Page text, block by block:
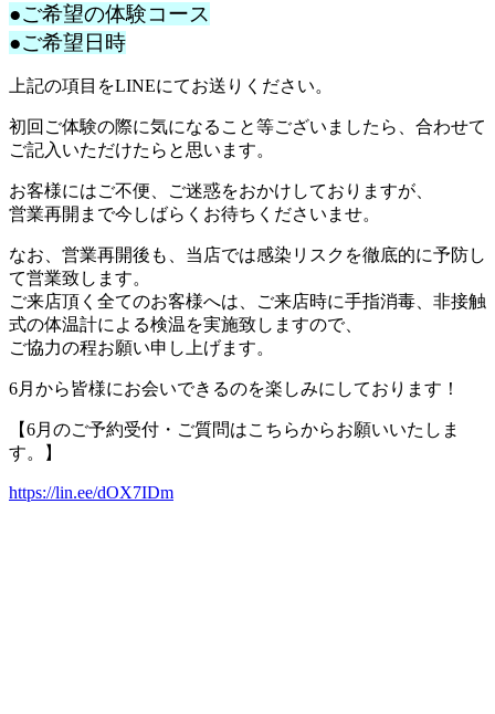
●ご希望の体験コース
●ご希望日時
上記の項目をLINEにてお送りください。
初回ご体験の際に気になること等ございましたら、合わせて
ご記入いただけたらと思います。
お客様にはご不便、ご迷惑をおかけしておりますが、
営業再開まで今しばらくお待ちくださいませ。
なお、営業再開後も、当店では感染リスクを徹底的に予防し
て営業致します。
ご来店頂く全てのお客様へは、ご来店時に手指消毒、非接触
式の体温計による検温を実施致しますので、
ご協力の程お願い申し上げます。
6月から皆様にお会いできるのを楽しみにしております！
【6月のご予約受付・ご質問はこちらからお願いいたしま
す。】
https://lin.ee/dOX7IDm